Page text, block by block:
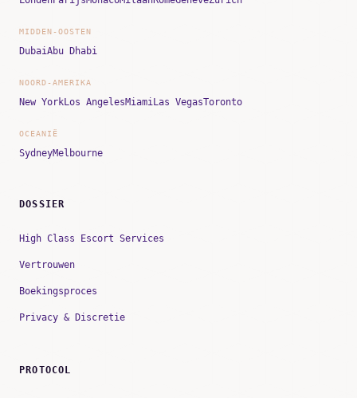
MIDDEN-OOSTEN
DubaiAbu Dhabi
NOORD-AMERIKA
New YorkLos AngelesMiamiLas VegasToronto
OCEANIË
SydneyMelbourne
DOSSIER
High Class Escort Services
Vertrouwen
Boekingsproces
Privacy & Discretie
PROTOCOL